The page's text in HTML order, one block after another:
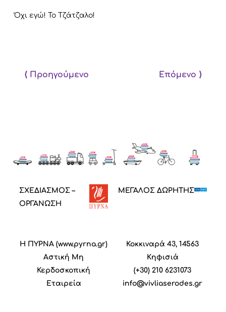
Όχι εγώ! Το Τζάτζαλο!
⟨ Προηγούμενο Επόμενο ⟩
Η ΠΥΡΝΑ (www.pyrna.gr)
Αστική M η
Κερδοσκοπική
Εταιρεία
Κοκκιναρά 43, 14563
Κηφισιά
(+30) 210 6231073
info@vivliaserodes.gr
ΣΧΕΔΙΑΣΜΟΣ –
ΟΡΓΑΝΩΣΗ
ΜΕΓΑΛΟΣ ΔΩΡΗΤΗΣ